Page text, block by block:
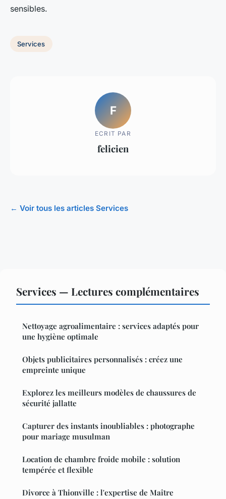
sensibles.
Services
F
ECRIT PAR
felicien
← Voir tous les articles Services
Services — Lectures complémentaires
Nettoyage agroalimentaire : services adaptés pour
une hygiène optimale
Objets publicitaires personnalisés : créez une
empreinte unique
Explorez les meilleurs modèles de chaussures de
sécurité jallatte
Capturer des instants inoubliables : photographe
pour mariage musulman
Location de chambre froide mobile : solution
tempérée et flexible
Divorce à Thionville : l'expertise de Maître